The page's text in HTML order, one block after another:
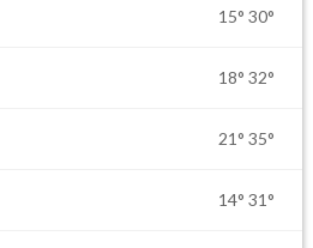
15° 30°
18° 32°
21° 35°
14° 31°